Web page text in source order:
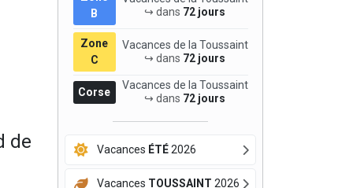
de
B
↪ dans 72 jours
Zone
C
Vacances de la Toussaint
↪ dans 72 jours
Corse
Vacances de la Toussaint
↪ dans 72 jours
Vacances ÉTÉ2026
Vacances TOUSSAINT 2026